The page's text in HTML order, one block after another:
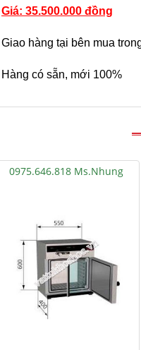
Giá: 35.500.000 đồng
Giao hàng tại bên mua
Hàng có sẵn, mới 100%
0975.646.818 Ms.Nhung